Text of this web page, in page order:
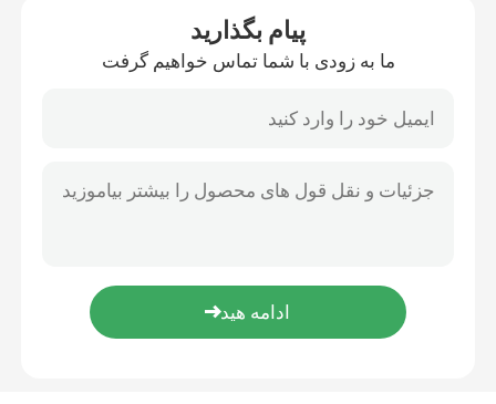
پیام بگذارید
ما به زودی با شما تماس خواهیم گرفت